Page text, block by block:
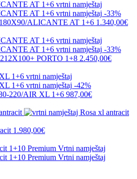
-33%
ALICANTE AT 1+6 1.340,00€
-33%
PORTO 1+8 2.450,00€
-42%
220/AIR XL 1+6 987,00€
1.980,00€